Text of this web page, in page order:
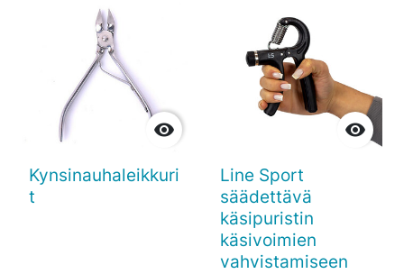

Kynsinauhaleikkuri
t

Line Sport
säädettävä
käsipuristin
käsivoimien
vahvistamiseen